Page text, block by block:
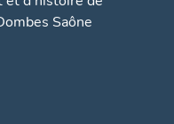
Saône